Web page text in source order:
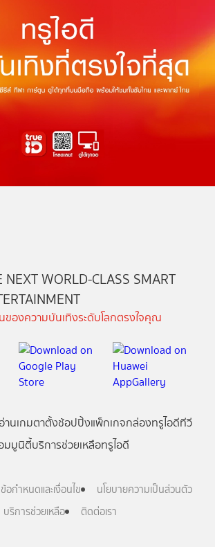
NEXT WORLD-CLASS SMART
ของความบันเทิงระดับโลกตรงใจคุณ
านเกมตาตั้งช้อปปิ้งแพ็กเกจกล่องทรูไอดีทีวี
มมูนิตี้บริการช่วยเหลือทรูไอดี
ข้อกำหนดและเงื่อนไข
นโยบายความเป็นส่วนตัว
บริการช่วยเหลือ
ติดต่อเรา